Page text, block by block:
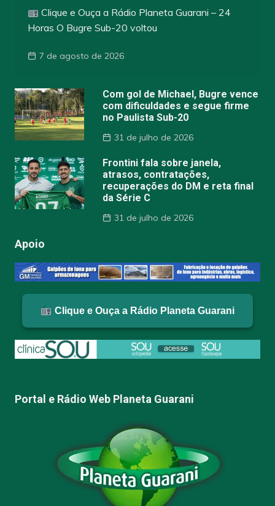
Clique e Ouça a Rádio Planeta Guarani – 24
Horas O Bugre Sub-20 voltou
7 de agosto de 2026
Com gol de Michael, Bugre vence
com dificuldades e segue firme
no Paulista Sub-20
31 de julho de 2026
Frontini fala sobre janela,
atrasos, contratações,
recuperações do DM e reta final
da Série C
31 de julho de 2026
Apoio
Clique e Ouça a Rádio Planeta Guarani
Portal e Rádio Web Planeta Guarani